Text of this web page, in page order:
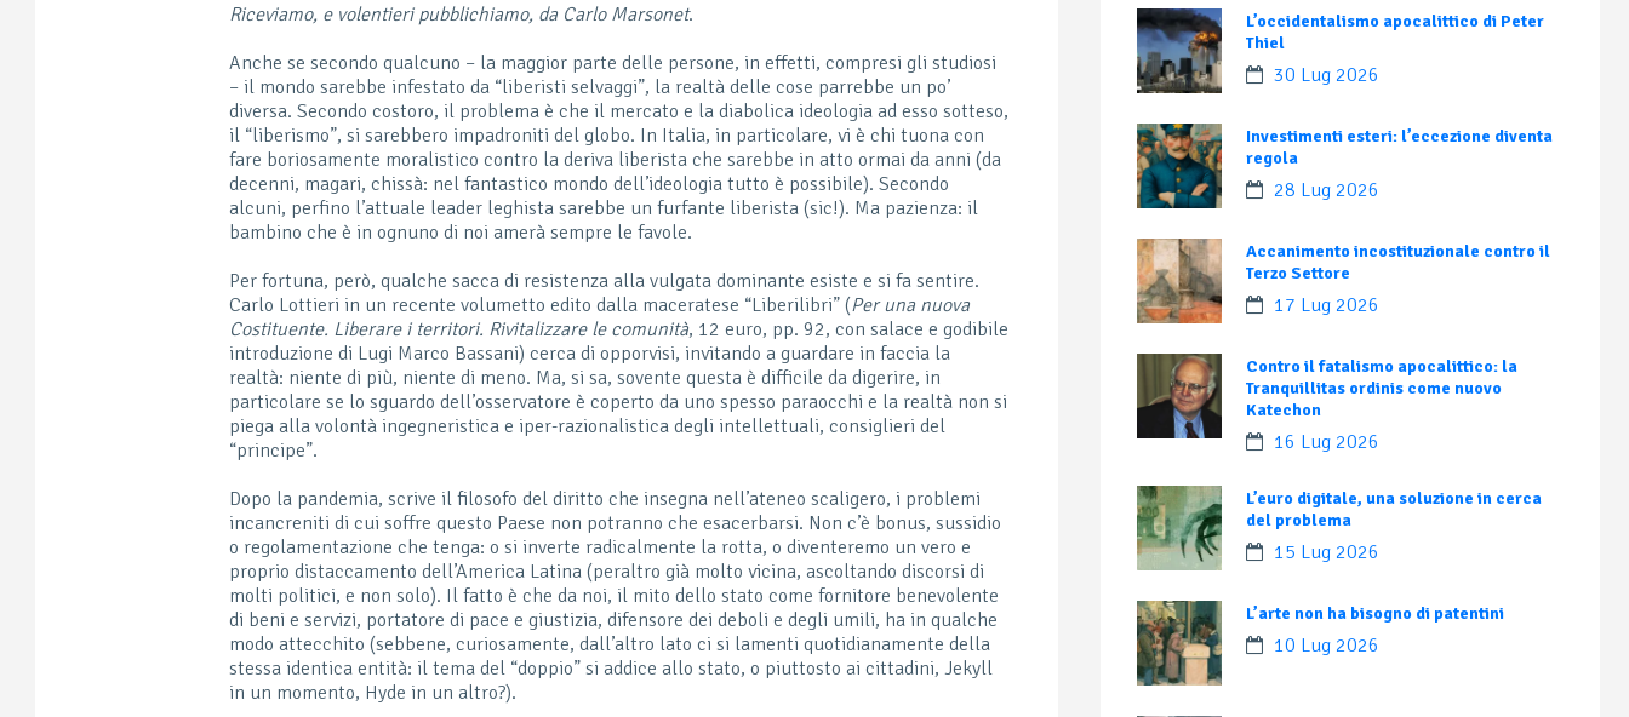
Riceviamo, e volentieri pubblichiamo, da Carlo Marsonet.
Anche se secondo qualcuno – la maggior parte delle persone, in effetti, compresi gli studiosi
– il mondo sarebbe infestato da “liberisti selvaggi”, la realtà delle cose parrebbe un po’
diversa. Secondo costoro, il problema è che il mercato e la diabolica ideologia ad esso sotteso,
il “liberismo”, si sarebbero impadroniti del globo. In Italia, in particolare, vi è chi tuona con
fare boriosamente moralistico contro la deriva liberista che sarebbe in atto ormai da anni (da
decenni, magari, chissà: nel fantastico mondo dell’ideologia tutto è possibile). Secondo
alcuni, perfino l’attuale leader leghista sarebbe un furfante liberista (sic!). Ma pazienza: il
bambino che è in ognuno di noi amerà sempre le favole.
Per fortuna, però, qualche sacca di resistenza alla vulgata dominante esiste e si fa sentire.
Carlo Lottieri in un recente volumetto edito dalla maceratese “Liberilibri” (Per una nuova
Costituente. Liberare i territori. Rivitalizzare le comunità, 12 euro, pp. 92, con salace e godibile
introduzione di Lugi Marco Bassani) cerca di opporvisi, invitando a guardare in faccia la
realtà: niente di più, niente di meno. Ma, si sa, sovente questa è difficile da digerire, in
particolare se lo sguardo dell’osservatore è coperto da uno spesso paraocchi e la realtà non si
piega alla volontà ingegneristica e iper-razionalistica degli intellettuali, consiglieri del
“principe”.
Dopo la pandemia, scrive il filosofo del diritto che insegna nell’ateneo scaligero, i problemi
incancreniti di cui soffre questo Paese non potranno che esacerbarsi. Non c’è bonus, sussidio
o regolamentazione che tenga: o si inverte radicalmente la rotta, o diventeremo un vero e
proprio distaccamento dell’America Latina (peraltro già molto vicina, ascoltando discorsi di
molti politici, e non solo). Il fatto è che da noi, il mito dello stato come fornitore benevolente
di beni e servizi, portatore di pace e giustizia, difensore dei deboli e degli umili, ha in qualche
modo attecchito (sebbene, curiosamente, dall’altro lato ci si lamenti quotidianamente della
stessa identica entità: il tema del “doppio” si addice allo stato, o piuttosto ai cittadini, Jekyll
in un momento, Hyde in un altro?).
L’occidentalismo apocalittico di Peter
Thiel
30 Lug 2026
Investimenti esteri: l’eccezione diventa
regola
28 Lug 2026
Accanimento incostituzionale contro il
Terzo Settore
17 Lug 2026
Contro il fatalismo apocalittico: la
Tranquillitas ordinis come nuovo
Katechon
16 Lug 2026
L’euro digitale, una soluzione in cerca
del problema
15 Lug 2026
L’arte non ha bisogno di patentini
10 Lug 2026